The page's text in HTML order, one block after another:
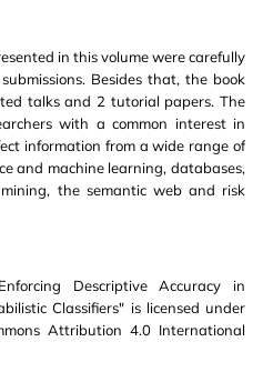
in this volume were carefully
Besides that, the book
talks and 2 tutorial papers. The
with a common interest in
information from a wide range of
and machine learning, databases,
the semantic web and risk
Descriptive Accuracy in
Classifiers" is licensed under
Attribution 4.0 International